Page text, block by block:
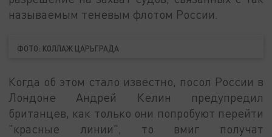
называемым теневым флотом России.
ФОТО: КОЛЛАЖ ЦАРЬГРАДА
Когда об этом стало известно, посол России в
Лондоне Андрей Келин предупредил
британцев, как только они попробуют перейти
"красные линии", то вмиг получат